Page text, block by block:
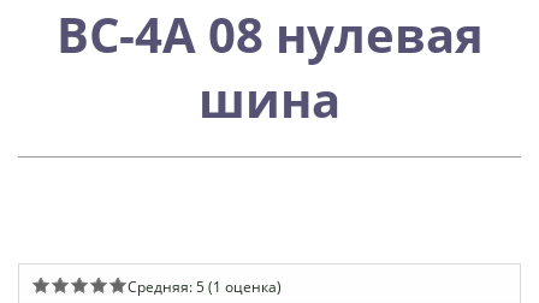
ВС-4А 08 нулевая
шина
Средняя:5(1 оценка)